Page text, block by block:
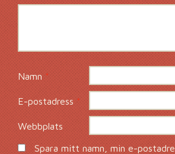
Namn*
E-postadress *
Webbplats
Spara mitt namn, min e-